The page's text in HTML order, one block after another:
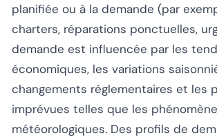
planifiée ou à la demande (par
charters, réparations ponctuelles,
demande est influencée par les
économiques, les variations
changements réglementaires et les
imprévues telles que les
météorologiques. Des profils de